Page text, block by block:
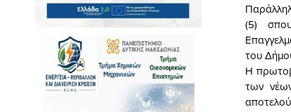
(5)
του
Η
των